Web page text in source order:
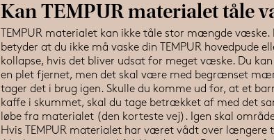
Kan TEMPUR materialet tåle
TEMPUR materialet kan ikke tåle stor mængde
betyder at du ikke må vaske din TEMPUR hovedpude
kollapse, hvis det bliver udsat for meget væske. Du
en plet fjernet, men det skal være med begrænset
tager det i brug igen. Skulle du komme ud for, at et
kaffe i skummet, skal du tage betrækket af med det
løbe fra materialet (den korteste vej). Igen skal
Hvis TEMPUR materialet har været vådt over længere